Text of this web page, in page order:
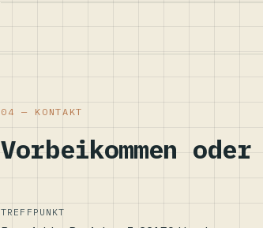
04 — KONTAKT
Vorbeikommen
TREFFPUNKT